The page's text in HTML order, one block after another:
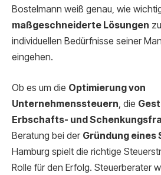
Bostelmann weiß genau, wie
maßgeschneiderte Lösungen
individuellen Bedürfnisse seiner
eingehen.
Ob es um die Optimierung von
Unternehmenssteuern, die
Erbschafts- und
Beratung bei der Gründung
Hamburg spielt die richtige
Rolle für den Erfolg. Steuerberater